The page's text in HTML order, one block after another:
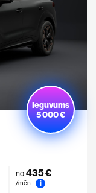
Ieguvums
5 000 €
no 435 €
/mēn
i